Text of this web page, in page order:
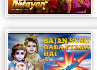
भजन
rani
dadi
bhajans
बावा
लाल